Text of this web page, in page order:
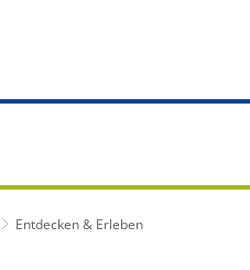
Bürgerbüro
Radwege
Aktuelles
Bubenheim
Entdecken & Erleben